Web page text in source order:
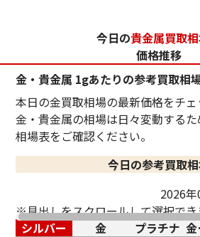
今日の貴金属買取
価格推移
金・貴金属 1gあたりの参考買取相
本日の金買取相場の最新価格をチェ
金・貴金属の相場は日々変動する
相場表をご確認ください。
今日の参考買取
2026
※見出しをスクロールして選択でき
シルバー
金 プラチナ